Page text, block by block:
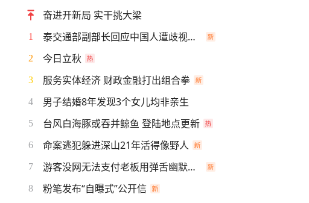
奋进开新局 实干挑大梁
1 泰交通部副部长回应中国人遭歧视手势
2 今日立秋
3 服务实体经济 财政金融打出组合拳
4 男子结婚8年发现3个女儿均非亲生
5 台风白海豚或吞并鲸鱼 登陆地点更新
6 命案逃犯躲进深山21年活得像野人
7 游客没网无法支付老板用弹舌幽默化解
8 粉笔发布“自曝式”公开信